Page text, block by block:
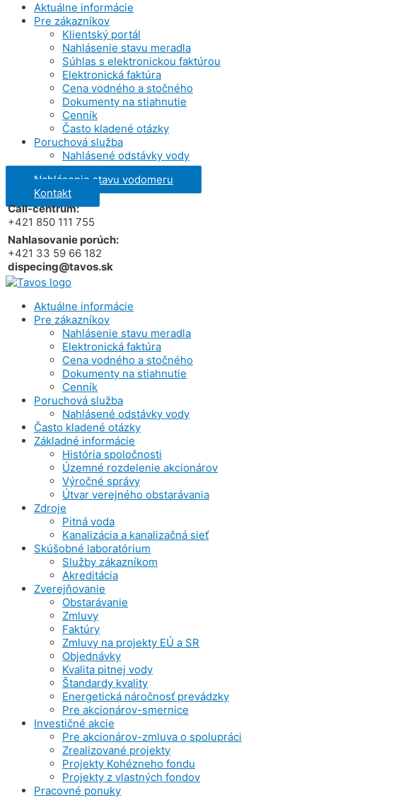
Aktuálne informácie
Pre zákazníkov
Klientský portál
Nahlásenie stavu meradla
Súhlas s elektronickou faktúrou
Elektronická faktúra
Cena vodného a stočného
Dokumenty na stiahnutie
Cenník
Často kladené otázky
Poruchová služba
Nahlásené odstávky vody
Nahlásenie stavu vodomeru
Kontakt
Call-centrum:
+421 850 111 755
Nahlasovanie porúch:
+421 33 59 66 182
dispecing@tavos.sk
Aktuálne informácie
Pre zákazníkov
Nahlásenie stavu meradla
Elektronická faktúra
Cena vodného a stočného
Dokumenty na stiahnutie
Cenník
Poruchová služba
Nahlásené odstávky vody
Často kladené otázky
Základné informácie
História spoločnosti
Územné rozdelenie akcionárov
Výročné správy
Útvar verejného obstarávania
Zdroje
Pitná voda
Kanalizácia a kanalizačná sieť
Skúšobné laboratórium
Služby zákazníkom
Akreditácia
Zverejňovanie
Obstarávanie
Zmluvy
Faktúry
Zmluvy na projekty EÚ a SR
Objednávky
Kvalita pitnej vody
Štandardy kvality
Energetická náročnosť prevádzky
Pre akcionárov-smernice
Investičné akcie
Pre akcionárov-zmluva o spolupráci
Zrealizované projekty
Projekty Kohézneho fondu
Projekty z vlastných fondov
Pracovné ponuky